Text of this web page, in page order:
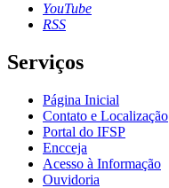
YouTube
RSS
Serviços
Página Inicial
Contato e Localização
Portal do IFSP
Encceja
Acesso à Informação
Ouvidoria